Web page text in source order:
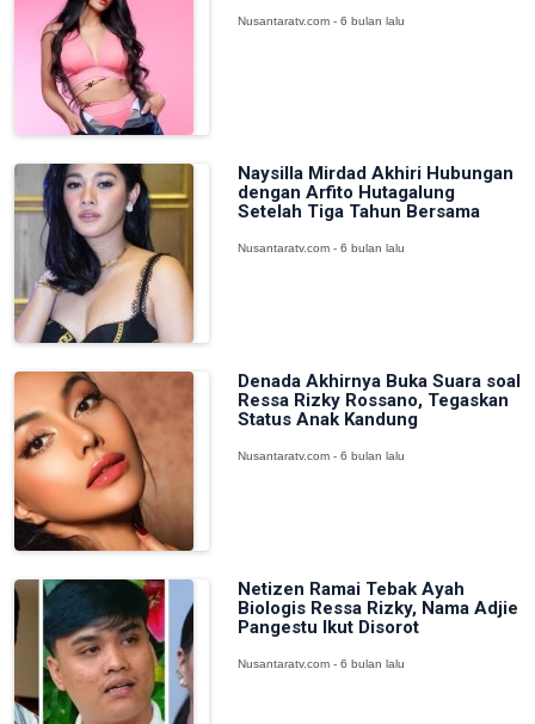
Nusantaratv.com - 6 bulan lalu
Naysilla Mirdad Akhiri Hubungan
dengan Arfito Hutagalung
Setelah Tiga Tahun Bersama
Nusantaratv.com - 6 bulan lalu
Denada Akhirnya Buka Suara soal
Ressa Rizky Rossano, Tegaskan
Status Anak Kandung
Nusantaratv.com - 6 bulan lalu
Netizen Ramai Tebak Ayah
Biologis Ressa Rizky, Nama Adjie
Pangestu Ikut Disorot
Nusantaratv.com - 6 bulan lalu